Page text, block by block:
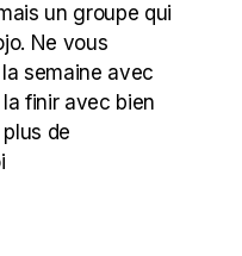
un groupe qui
Ne vous
semaine avec
finir avec bien
de